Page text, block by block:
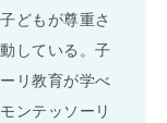
どもが尊重さ
している。子
リ教育が学べ
ンテッソーリ